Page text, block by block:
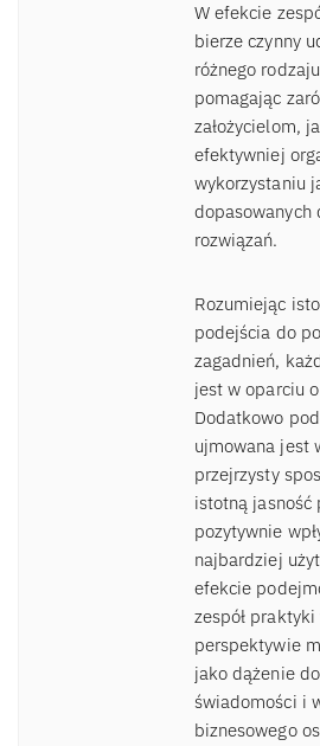
W efekcie
bierze czynny
różnego
pomagając
założycielom,
efektywniej
wykorzystaniu
dopasowanych
rozwiązań.
Rozumiejąc
podejścia do
zagadnień,
jest w oparciu
Dodatkowo
ujmowana jest
przejrzysty
istotną jasność
pozytywnie
najbardziej
efekcie
zespół
perspektywie
jako dążenie
świadomości i
biznesowego